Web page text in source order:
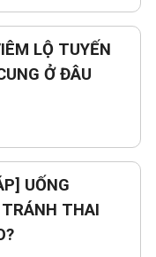
LỘ TUYẾN
Ở ĐÂU
UỐNG
THAI